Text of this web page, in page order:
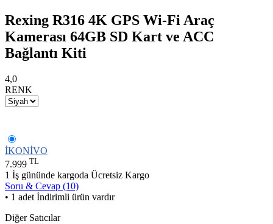
Rexing R316 4K GPS Wi-Fi Araç
Kamerası 64GB SD Kart ve ACC
Bağlantı Kiti
4,0
RENK
İKONİVO
7.999 TL
1 İş gününde kargoda Ücretsiz Kargo
Soru & Cevap (10)
• 1 adet İndirimli ürün vardır
Diğer Satıcılar